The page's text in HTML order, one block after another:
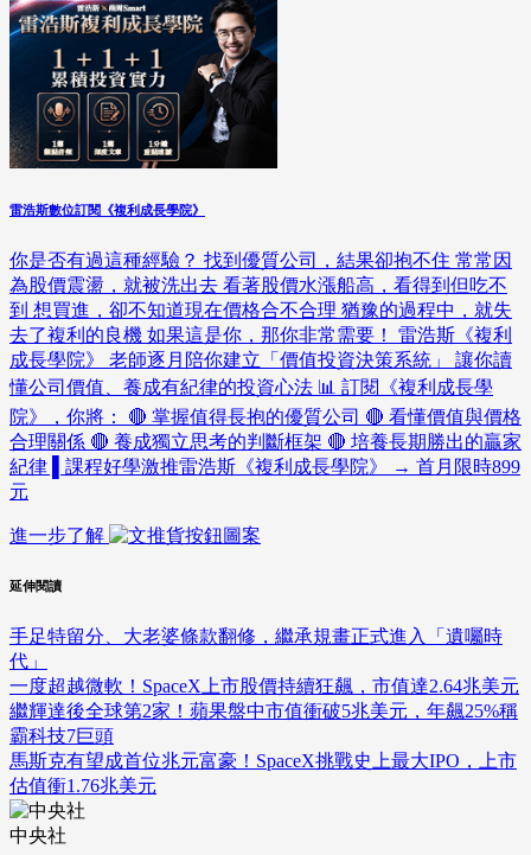
雷浩斯數位訂閱《複利成長學院》
你是否有過這種經驗？ 找到優質公司，結果卻抱不住 常常因
為股價震盪，就被洗出去 看著股價水漲船高，看得到但吃不
到 想買進，卻不知道現在價格合不合理 猶豫的過程中，就失
去了複利的良機 如果這是你，那你非常需要！ 雷浩斯《複利
成長學院》 老師逐月陪你建立「價值投資決策系統」 讓你讀
懂公司價值、養成有紀律的投資心法 📊 訂閱《複利成長學
院》，你將： 🔴 掌握值得長抱的優質公司 🔴 看懂價值與價格
合理關係 🔴 養成獨立思考的判斷框架 🔴 培養長期勝出的贏家
紀律 ▌課程好學激推雷浩斯《複利成長學院》 → 首月限時899
元
進一步了解
延伸閱讀
手足特留分、大老婆條款翻修，繼承規畫正式進入「遺囑時
代」
一度超越微軟！SpaceX上市股價持續狂飆，市值達2.64兆美元
繼輝達後全球第2家！蘋果盤中市值衝破5兆美元，年飆25%稱
霸科技7巨頭
馬斯克有望成首位兆元富豪！SpaceX挑戰史上最大IPO，上市
估值衝1.76兆美元
中央社